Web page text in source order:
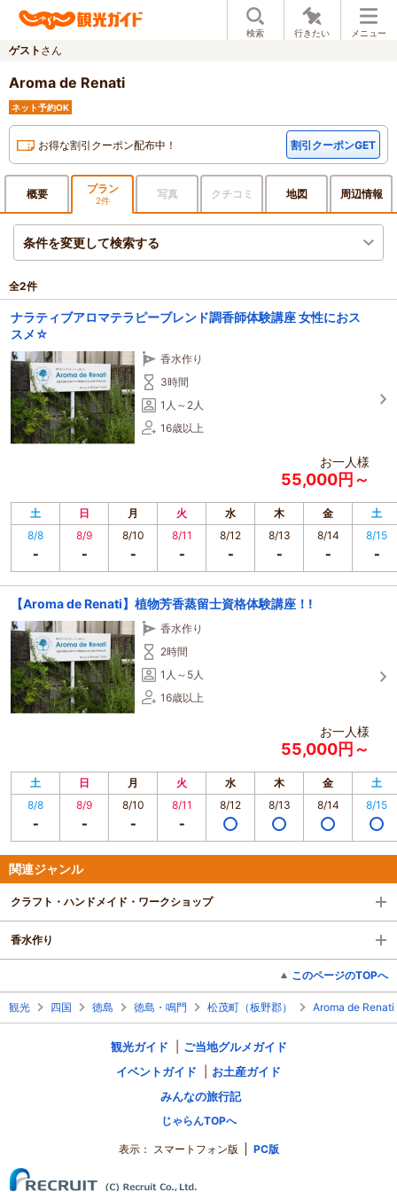
検索 行きたい メニュー
ゲスト さん
Aroma de Renati
ネット予約OK
お得な割引クーポン配布中！ 割引クーポンGET
概要 プラン
2件 写真 クチコミ 地図 周辺情報
条件を変更して検索する
全2件
ナラティブアロマテラピーブレンド調香師体験講座 女性におス
スメ☆
香水作り
3時間
1人～2人
16歳以上
お一人様
55,000円～
土 日 月 火 水 木 金
土
8/8
8/9 8/10 8/11 8/12 8/13 8/14 8/15
【Aroma de Renati】植物芳香蒸留士資格体験講座！!
香水作り
2時間
1人～5人
16歳以上
お一人様
55,000円～
土 日 月 火 水 木 金
土
8/8
8/9 8/10 8/11 8/12 8/13 8/14 8/15
関連ジャンル
クラフト・ハンドメイド・ワークショップ
香水作り
このページのTOPへ
観光 四国 徳島 徳島・鳴門 松茂町（板野郡） Aroma de Renati
観光ガイド
ご当地グルメガイド
イベントガイド
お土産ガイド
みんなの旅行記
じゃらんTOPへ
表示： スマートフォン版 PC版